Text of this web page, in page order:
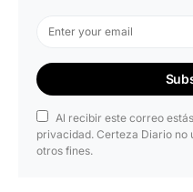
Al recibir este correo
privacidad. Certeza Diario
otros fines.